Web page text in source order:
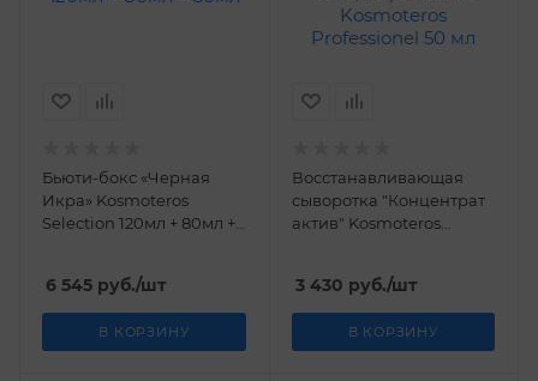
Бьюти-бокс «Черная
Икра» Kosmoteros
Selection 120мл + 80мл +
6 545 руб./шт
В КОРЗИНУ
Восстанавливающая
сыворотка "Концентрат
актив" Kosmoteros
3 430 руб./шт
В КОРЗИНУ